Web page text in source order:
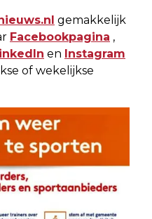
gemakkelijk
Facebookpagina ,
en Instagram
of wekelijkse